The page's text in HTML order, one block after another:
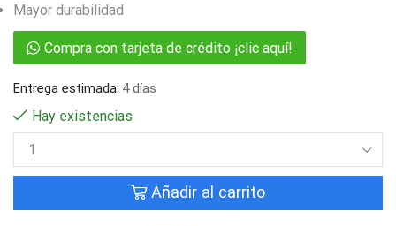
Mayor durabilidad
Compra con tarjeta de crédito ¡clic aquí!
Entrega estimada: 4 días
Hay existencias
Añadir al carrito